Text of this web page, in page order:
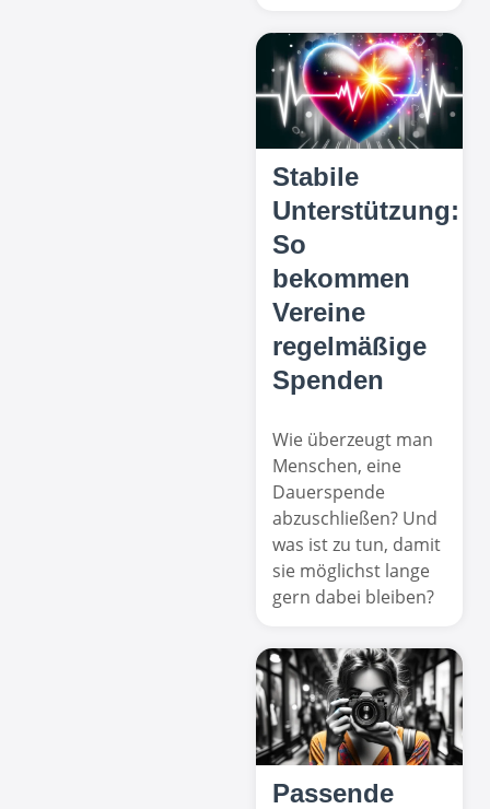
Stabile
Unterstützung:
So
bekommen
Vereine
regelmäßige
Spenden
Wie überzeugt man
Menschen, eine
Dauerspende
abzuschließen? Und
was ist zu tun, damit
sie möglichst lange
gern dabei bleiben?
Passende